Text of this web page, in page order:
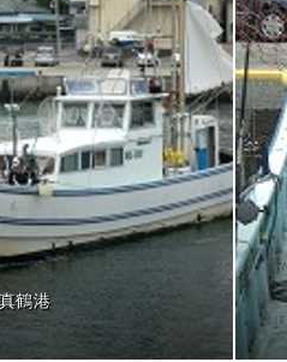
真鶴港